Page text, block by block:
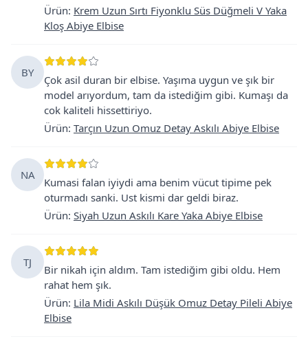
Ürün: Krem Uzun Sırtı Fiyonklu Süs Düğmeli V Yaka
Kloş Abiye Elbise
BY
Çok asil duran bir elbise. Yaşıma uygun ve şık bir
model arıyordum, tam da istediğim gibi. Kumaşı da
cok kaliteli hissettiriyo.
Ürün: Tarçın Uzun Omuz Detay Askılı Abiye Elbise
NA
Kumasi falan iyiydi ama benim vücut tipime pek
oturmadı sanki. Ust kismi dar geldi biraz.
Ürün: Siyah Uzun Askılı Kare Yaka Abiye Elbise
TJ
Bir nikah için aldım. Tam istediğim gibi oldu. Hem
rahat hem şık.
Ürün: Lila Midi Askılı Düşük Omuz Detay Pileli Abiye
Elbise